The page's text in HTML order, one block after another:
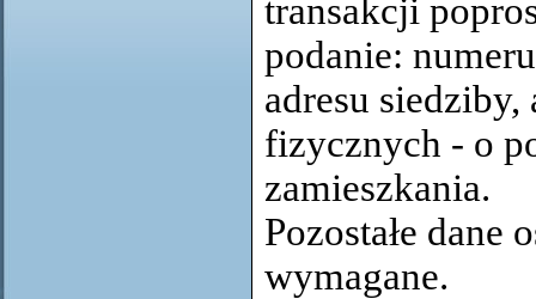
transakcji
podanie:
adresu
fizycznych - o
zamieszkania.
Pozostałe dane
wymagane.